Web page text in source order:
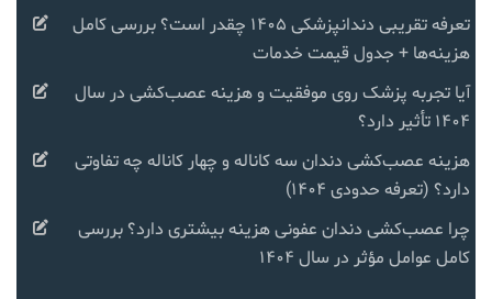
تعرفه تقریبی دندانپزشکی ۱۴۰۵ چقدر است؟ بررسی کامل
هزینه‌ها + جدول قیمت خدمات
آیا تجربه پزشک روی موفقیت و هزینه عصب‌کشی در سال
۱۴۰۴ تأثیر دارد؟
هزینه عصب‌کشی دندان سه کاناله و چهار کاناله چه تفاوتی
دارد؟ (تعرفه حدودی ۱۴۰۴)
چرا عصب‌کشی دندان عفونی هزینه بیشتری دارد؟ بررسی
کامل عوامل مؤثر در سال ۱۴۰۴